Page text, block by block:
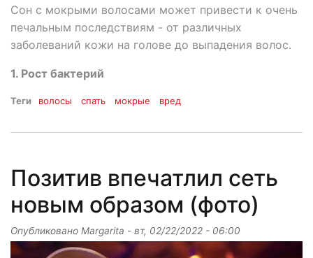
Сон с мокрыми волосами может привести к очень
печальным последствиям - от различных
заболеваний кожи на голове до выпадения волос.
1. Рост бактерий
Теги волосы спать мокрые вред
Позитив впечатлил сеть
новым образом (фото)
Опубликовано Margarita - вт, 02/22/2022 - 06:00